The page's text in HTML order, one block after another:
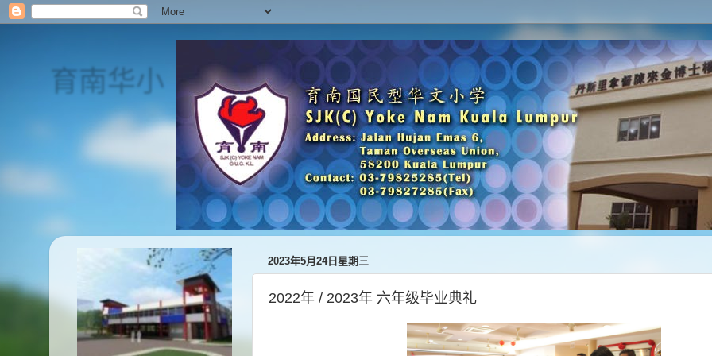
育南华小
SJK(C) Yoke Nam
2023年5月24日星期三
2022年 / 2023年 六年级毕业典礼